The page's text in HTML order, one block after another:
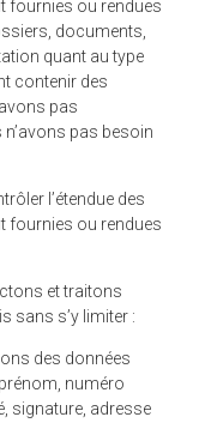
fournies ou rendues
documents,
quant au type
contenir des
pas
pas besoin
l’étendue des
fournies ou rendues
et traitons
sans s’y limiter :
des données
numéro
signature, adresse